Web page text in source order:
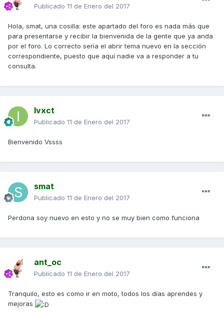
Publicado 11 de Enero del 2017
Hola, smat, una cosilla: este apartado del foro es nada más que
para presentarse y recibir la bienvenida de la gente que ya anda
por el foro. Lo correcto sería el abrir tema nuevo en la sección
correspondiente, puesto que aquí nadie va a responder a tu
consulta.
Ivxct
Publicado 11 de Enero del 2017
Bienvenido Vssss
smat
Publicado 11 de Enero del 2017
Perdona soy nuevo en esto y no se muy bien como funciona
ant_oc
Publicado 11 de Enero del 2017
Tranquilo, esto es como ir en moto, todos los días aprendes y
mejoras